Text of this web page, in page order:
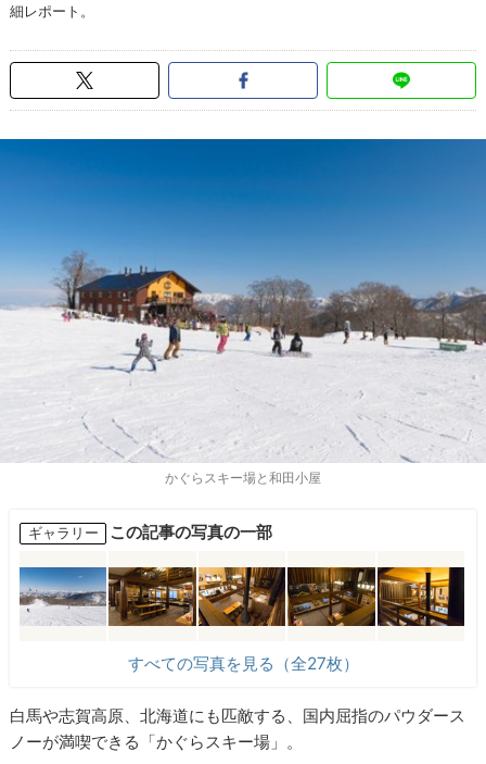
細レポート。
かぐらスキー場と和田小屋
ギャラリー この記事の写真の一部
すべての写真を見る（全27枚）
白馬や志賀高原、北海道にも匹敵する、国内屈指のパウダース
ノーが満喫できる「かぐらスキー場」。